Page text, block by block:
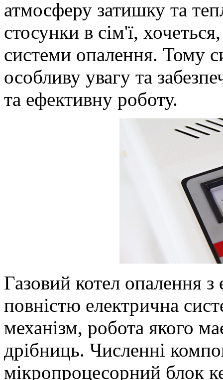
атмосферу затишку та
стосунки в сім'ї,
системи опалення. Тому
особливу увагу та
та ефективну роботу.
Газовий котел опалення
повністю електрична
механізм, робота якого
дрібниць. Численні
мікропроцесорний блок